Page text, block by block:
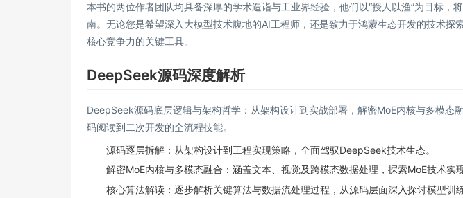
本书的两位作者团队均具备深厚的学术造诣与工业界经验，他们以“授人以渔”为目标，
南。无论您是希望深入大模型技术腹地的AI工程师，还是致力于鸿蒙生态开发的技术探
核心竞争力的关键工具。
DeepSeek源码深度解析
DeepSeek源码底层逻辑与架构哲学：从架构设计到实战部署，解密MoE内核与多模态
码阅读到二次开发的全流程技能。
源码逐层拆解：从架构设计到工程实现策略，全面驾驭DeepSeek技术生态。
解密MoE内核与多模态融合：涵盖文本、视觉及跨模态数据处理，探索MoE技术实
核心算法解读：逐步解析关键算法与数据流处理过程，从源码层面深入探讨模型训